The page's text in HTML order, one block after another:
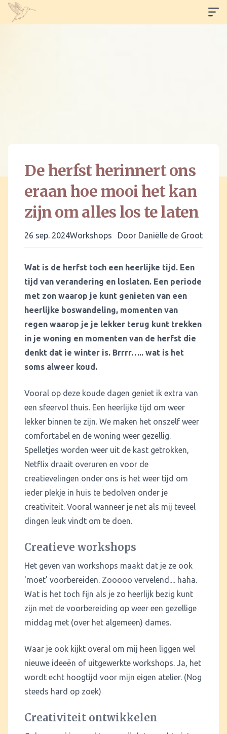
De herfst herinnert ons
eraan hoe mooi het kan
zijn om alles los te laten
26 sep. 2024Workshops Door Daniëlle de Groot
Wat is de herfst toch een heerlijke tijd. Een
tijd van verandering en loslaten. Een periode
met zon waarop je kunt genieten van een
heerlijke boswandeling, momenten van
regen waarop je je lekker terug kunt trekken
in je woning en momenten van de herfst die
denkt dat ie winter is. Brrrr….. wat is het
soms alweer koud.
Vooral op deze koude dagen geniet ik extra van
een sfeervol thuis. Een heerlijke tijd om weer
lekker binnen te zijn. We maken het onszelf weer
comfortabel en de woning weer gezellig.
Spelletjes worden weer uit de kast getrokken,
Netflix draait overuren en voor de
creatievelingen onder ons is het weer tijd om
ieder plekje in huis te bedolven onder je
creativiteit. Vooral wanneer je net als mij teveel
dingen leuk vindt om te doen.
Creatieve workshops
Het geven van workshops maakt dat je ze ook
'moet' voorbereiden. Zooooo vervelend.... haha.
Wat is het toch fijn als je zo heerlijk bezig kunt
zijn met de voorbereiding op weer een gezellige
middag met (over het algemeen) dames.
Waar je ook kijkt overal om mij heen liggen wel
nieuwe ideeën of uitgewerkte workshops. Ja, het
wordt echt hoogtijd voor mijn eigen atelier. (Nog
steeds hard op zoek)
Creativiteit ontwikkelen